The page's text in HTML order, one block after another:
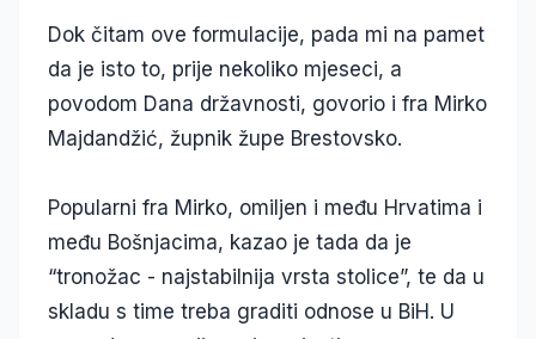
Dok čitam ove formulacije, pada mi na pamet
da je isto to, prije nekoliko mjeseci, a
povodom Dana državnosti, govorio i fra Mirko
Majdandžić, župnik župe Brestovsko.
Popularni fra Mirko, omiljen i među Hrvatima i
među Bošnjacima, kazao je tada da je
“tronožac - najstabilnija vrsta stolice”, te da u
skladu s time treba graditi odnose u BiH. U